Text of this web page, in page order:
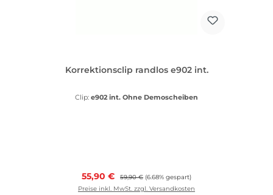
Korrektionsclip randlos e902 int.
Clip: e902 int. Ohne Demoscheiben
Verkaufspreis:
55,90 € Regulärer Preis:
59,90 € (6.68% gespart)
Preise inkl. MwSt. zzgl. Versandkosten